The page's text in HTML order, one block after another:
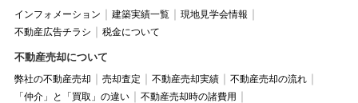
インフォメーション 建築実績一覧
現地見学会情報
不動産広告チラシ
税金について
不動産売却について
弊社の不動産売却 売却査定 不動産売却実績
不動産売却の流れ
「仲介」と「買取」の違い
不動産売却時の諸費用